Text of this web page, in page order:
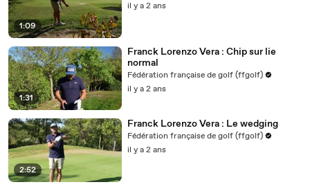
1:09
il y a 2 ans
1:31
Franck Lorenzo Vera : Chip sur lie
normal
Fédération française de golf (ffgolf)
il y a 2 ans
2:52
Franck Lorenzo Vera : Le wedging
Fédération française de golf (ffgolf)
il y a 2 ans